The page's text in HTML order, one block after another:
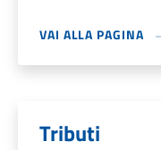
VAI ALLA PAGINA
Tributi